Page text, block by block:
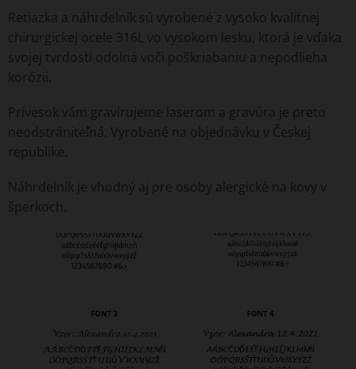
Retiazka a náhrdelník sú vyrobené z vysoko kvalitnej
chirurgickej ocele 316L vo vysokom lesku, ktorá je vďaka
svojej tvrdosti odolná voči poškriabaniu a nepodlieha
korózii.
Prívesok vám gravírujeme laserom a gravúra je preto
neodstrániteľná. Vyrobené na objednávku v Českej
republike.
Náhrdelník je vhodný aj pre osoby alergické na kovy v
šperkoch.